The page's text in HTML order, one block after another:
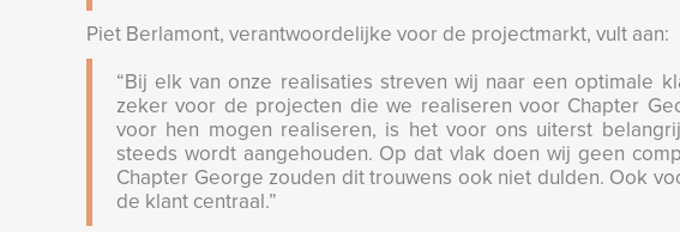
Piet Berlamont, verantwoordelijke voor de projectmarkt, vult aan:
“Bij elk van onze realisaties streven wij naar een optimale
zeker voor de projecten die we realiseren voor Chapter
voor hen mogen realiseren, is het voor ons uiterst
steeds wordt aangehouden. Op dat vlak doen wij geen
Chapter George zouden dit trouwens ook niet dulden. Ook
de klant centraal.”